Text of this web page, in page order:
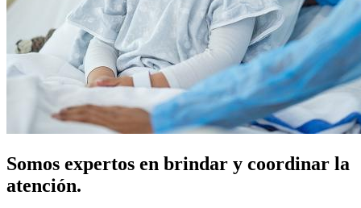
Somos expertos en brindar y coordinar la
atención.